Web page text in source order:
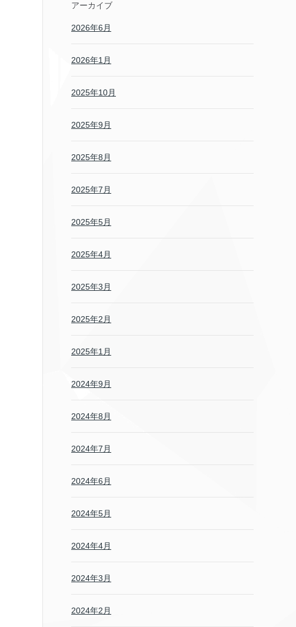
アーカイブ
2026年6月
2026年1月
2025年10月
2025年9月
2025年8月
2025年7月
2025年5月
2025年4月
2025年3月
2025年2月
2025年1月
2024年9月
2024年8月
2024年7月
2024年6月
2024年5月
2024年4月
2024年3月
2024年2月